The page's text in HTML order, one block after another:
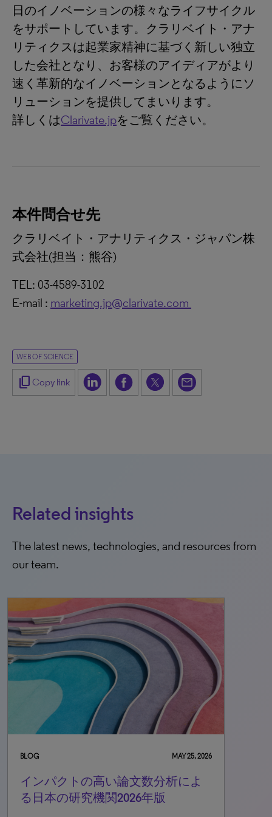
日のイノベーションの様々なライフサイクル
をサポートしています。クラリベイト・アナ
リティクスは起業家精神に基づく新しい独立
した会社となり、お客様のアイディアがより
速く革新的なイノベーションとなるようにソ
リューションを提供してまいります。
詳しくはClarivate.jpをご覧ください。
本件問合せ先
クラリベイト・アナリティクス・ジャパン株
式会社(担当：熊谷)
TEL: 03-4589-3102
E-mail : marketing.jp@clarivate.com
WEB OF SCIENCE
content_copy Copy link
Related insights
The latest news, technologies, and resources from
our team.
BLOG MAY 25, 2026
インパクトの高い論文数分析によ
る日本の研究機関2026年版